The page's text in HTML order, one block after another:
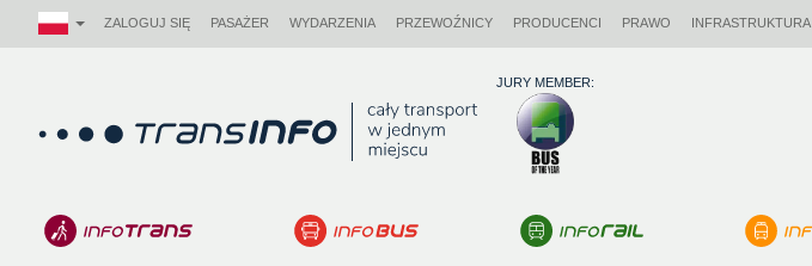
ZALOGUJ SIĘ PASAŻER WYDARZENIA PRZEWOŹNICY PRODUCENCI PRAWO INFRASTRUKTURA
Logo
JURY MEMBER: